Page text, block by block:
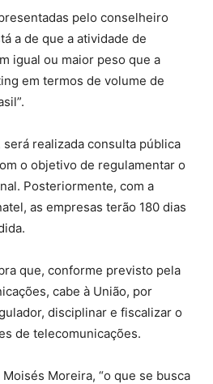
pelo conselheiro
a de que a atividade de
igual ou maior peso que a
em termos de volume de
será realizada consulta pública
o objetivo de regulamentar o
Posteriormente, com a
as empresas terão 180 dias
que, conforme previsto pela
cabe à União, por
disciplinar e fiscalizar o
de telecomunicações.
Moreira, “o que se busca